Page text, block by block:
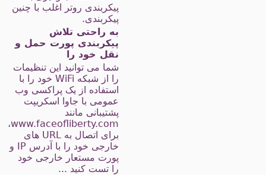
پیکربندی روتر اغلب با چنین
پیکربندی.
به راحتی تلاش
پیکربندی پورت حمل و
نقل خود را
شما می توانید این تنظیمات
را از شبکه WiFi خود را با
استفاده از یک پراکسی وب
عمومی با جاوا اسکریپت
پشتیبانی مانند
www.faceofliberty.com،
برای اتصال به URL های
خارجی خود را با آدرس IP و
پورت مستعار خارجی خود
را تست کنید ...